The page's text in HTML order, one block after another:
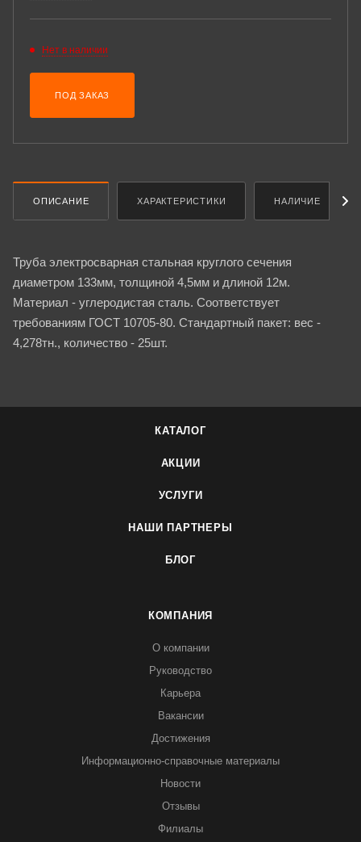
Нет в наличии
ПОД ЗАКАЗ
ОПИСАНИЕ ХАРАКТЕРИСТИКИ НАЛИЧИЕ
Труба электросварная стальная круглого сечения
диаметром 133мм, толщиной 4,5мм и длиной 12м.
Материал - углеродистая сталь. Соответствует
требованиям ГОСТ 10705-80. Стандартный пакет: вес -
4,278тн., количество - 25шт.
КАТАЛОГ
АКЦИИ
УСЛУГИ
НАШИ ПАРТНЕРЫ
БЛОГ
КОМПАНИЯ
О компании
Руководство
Карьера
Вакансии
Достижения
Информационно-справочные материалы
Новости
Отзывы
Филиалы